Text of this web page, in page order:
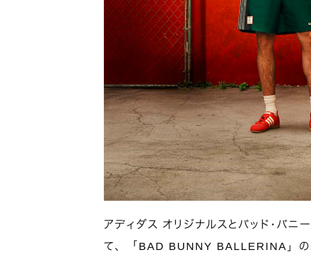
アディダス オリジナルスとバッド・バニ
て、「BAD BUNNY BALLERINA」の